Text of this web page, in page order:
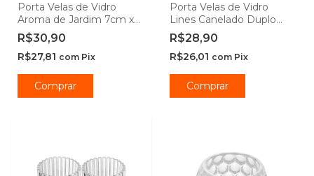
Porta Velas de Vidro
Aroma de Jardim 7cm x
6cm 2 peças - Wolff
R$30,90
R$27,81 com Pix
Porta Velas de Vidro
Lines Canelado Duplo
6cm x 7cm 2 peças -
Wolff
R$28,90
R$26,01 com Pix